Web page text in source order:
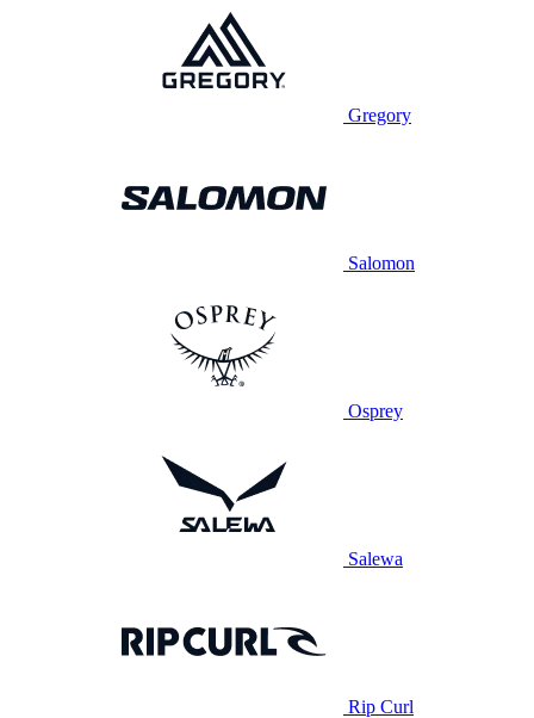
Gregory
Salomon
Osprey
Salewa
Rip Curl